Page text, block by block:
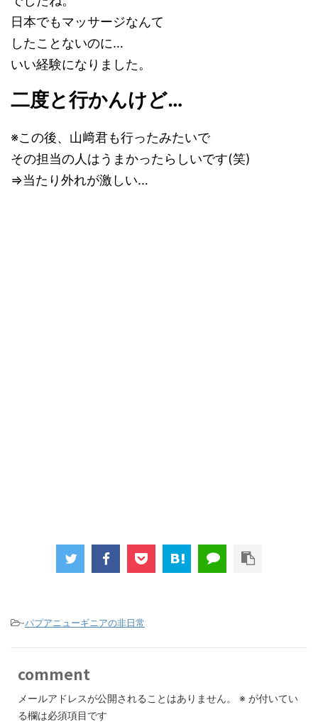
日本でもマッサージなんて
したことないのに…
いい経験になりました。
二度と行かんけど…
※この後、山﨑君も行ったみたいで
その担当の人はうまかったらしいです(笑)
⇒当たり外れが激しい…
-パプアニューギニアの非日常
comment
メールアドレスが公開されることはありません。 ※ が付いてい
る欄は必須項目です